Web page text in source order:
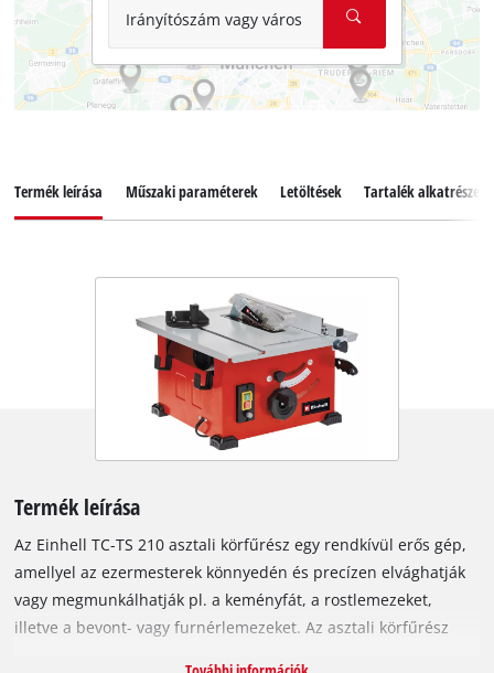
Irányítószám vagy város
Termék leírása Műszaki paraméterek Letöltések Tartalék alkatrészek
Termék leírása
Az Einhell TC-TS 210 asztali körfűrész egy rendkívül erős gép,
amellyel az ezermesterek könnyedén és precízen elvághatják
vagy megmunkálhatják pl. a keményfát, a rostlemezeket,
illetve a bevont- vagy furnérlemezeket. Az asztali körfűrész